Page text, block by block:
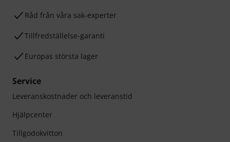
Råd från våra sak-experter
Tillfredställelse-garanti
Europas största lager
Service
Leveranskostnader och leveranstid
Hjälpcenter
Tillgodokvitton